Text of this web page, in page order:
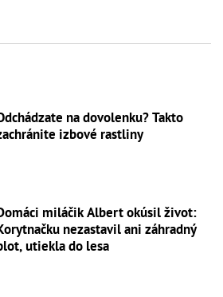
na dovolenku? Takto
izbové rastliny
miláčik Albert okúsil život:
nezastavil ani záhradný
utiekla do lesa